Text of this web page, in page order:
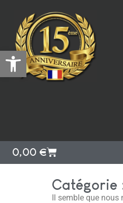
Ouvrir la barre d’outils
0,00 €
Catégorie
Il semble que nous